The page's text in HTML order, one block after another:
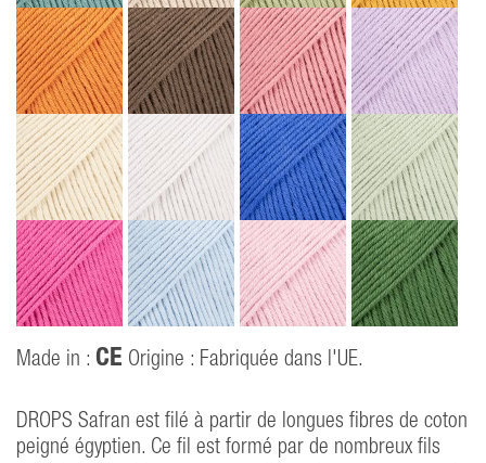
Made in : CE Origine : Fabriquée dans l'UE.
DROPS Safran est filé à partir de longues fibres de coton
peigné égyptien. Ce fil est formé par de nombreux fils